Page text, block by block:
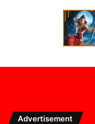
Advertisement